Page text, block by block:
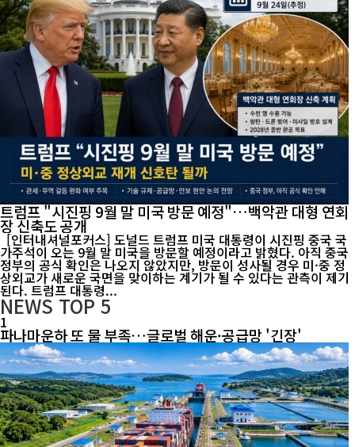
트럼프 "시진핑 9월 말 미국 방문 예정"…백악관 대형 연회
장 신축도 공개
[인터내셔널포커스] 도널드 트럼프 미국 대통령이 시진핑 중국 국
가주석이 오는 9월 말 미국을 방문할 예정이라고 밝혔다. 아직 중국
정부의 공식 확인은 나오지 않았지만, 방문이 성사될 경우 미·중 정
상외교가 새로운 국면을 맞이하는 계기가 될 수 있다는 관측이 제기
된다. 트럼프 대통령...
NEWS TOP 5
1
파나마운하 또 물 부족…글로벌 해운·공급망 '긴장'